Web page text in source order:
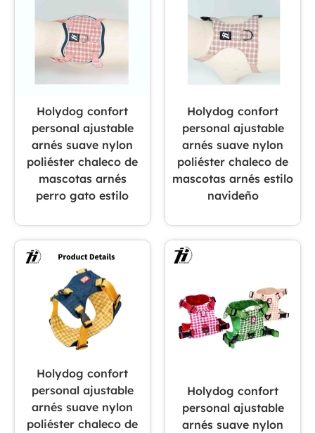
Holydog confort
personal ajustable
arnés suave nylon
poliéster chaleco de
mascotas arnés
perro gato estilo
Holydog confort
personal ajustable
arnés suave nylon
poliéster chaleco de
mascotas arnés estilo
navideño
Holydog confort
personal ajustable
arnés suave nylon
poliéster chaleco de
Holydog confort
personal ajustable
arnés suave nylon